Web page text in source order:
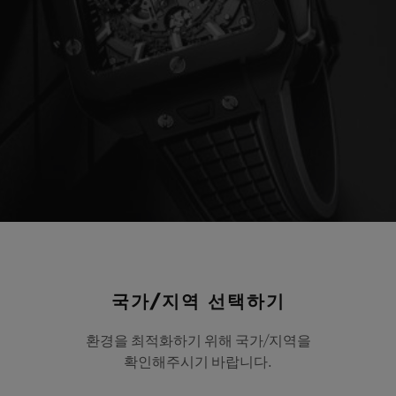
국가/지역 선택하기
환경을 최적화하기 위해 국가/지역을
확인해주시기 바랍니다.